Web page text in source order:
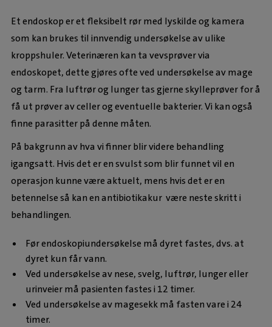
Et endoskop er et fleksibelt rør med lyskilde og kamera
som kan brukes til innvendig undersøkelse av ulike
kroppshuler. Veterinæren kan ta vevsprøver via
endoskopet, dette gjøres ofte ved undersøkelse av mage
og tarm. Fra luftrør og lunger tas gjerne skylleprøver for å
få ut prøver av celler og eventuelle bakterier. Vi kan også
finne parasitter på denne måten.
På bakgrunn av hva vi finner blir videre behandling
igangsatt. Hvis det er en svulst som blir funnet vil en
operasjon kunne være aktuelt, mens hvis det er en
betennelse så kan en antibiotikakur være neste skritt i
behandlingen.
Før endoskopiundersøkelse må dyret fastes, dvs. at
dyret kun får vann.
Ved undersøkelse av nese, svelg, luftrør, lunger eller
urinveier må pasienten fastes i 12 timer.
Ved undersøkelse av magesekk må fasten vare i 24
timer.